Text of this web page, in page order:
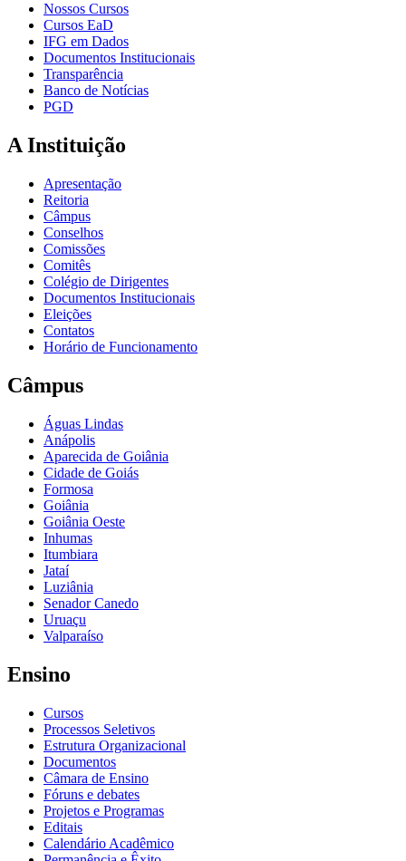
Nossos Cursos
Cursos EaD
IFG em Dados
Documentos Institucionais
Transparência
Banco de Notícias
PGD
A Instituição
Apresentação
Reitoria
Câmpus
Conselhos
Comissões
Comitês
Colégio de Dirigentes
Documentos Institucionais
Eleições
Contatos
Horário de Funcionamento
Câmpus
Águas Lindas
Anápolis
Aparecida de Goiânia
Cidade de Goiás
Formosa
Goiânia
Goiânia Oeste
Inhumas
Itumbiara
Jataí
Luziânia
Senador Canedo
Uruaçu
Valparaíso
Ensino
Cursos
Processos Seletivos
Estrutura Organizacional
Documentos
Câmara de Ensino
Fóruns e debates
Projetos e Programas
Editais
Calendário Acadêmico